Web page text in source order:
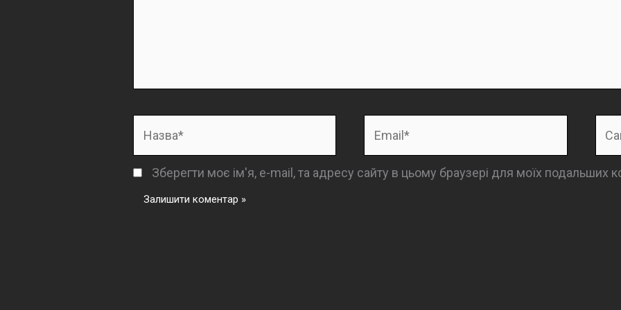
Зберегти моє ім'я, e-mail, та адресу сайту в цьому браузері для моїх подальших